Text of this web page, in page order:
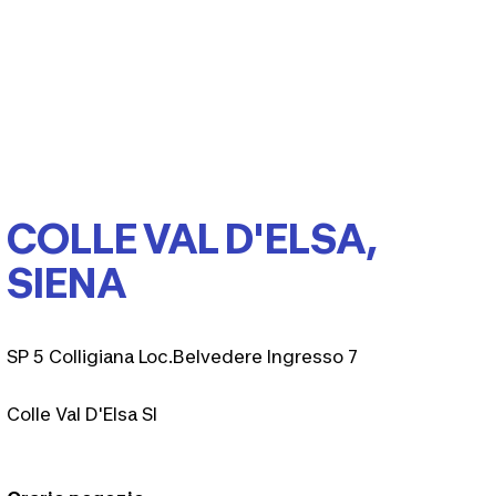
COLLE VAL D'ELSA,
SIENA
SP 5 Colligiana Loc.Belvedere Ingresso 7
Colle Val D'Elsa SI